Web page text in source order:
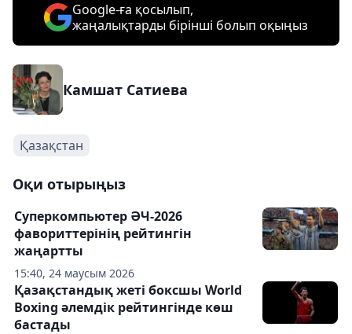
Google-ға қосылып,
жаңалықтарды бірінші болып оқыңыз
Камшат Сатиева
Қазақстан
Оқи отырыңыз
15:40, 24 маусым 2026
Суперкомпьютер ӘЧ-2026
фавориттерінің рейтингін
жаңартты
Қазақстандық жеті боксшы World
Boxing әлемдік рейтингінде көш
бастады